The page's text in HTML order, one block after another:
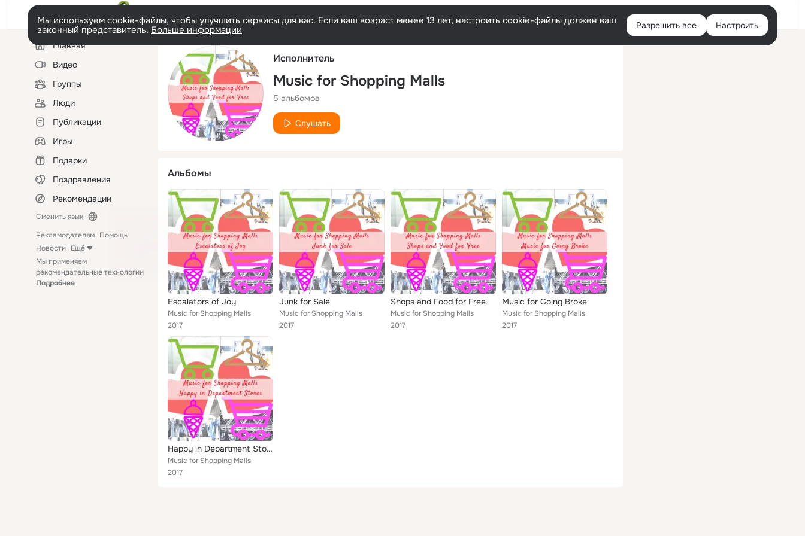
Русский Войти
Мы используем cookie-файлы, чтобы улучшить сервисы для вас. Если ваш возраст менее 13 лет, настроить cookie-файлы должен ваш
законный представитель. Больше информации Разрешить все Настроить
Левая
колонкаГлавная
Видео
Группы
Люди
Публикации
Игры
Подарки
Поздравления
Рекомендации
Сменить язык
Рекламодателям Помощь
Новости Ещё
Мы применяем
рекомендательные технологии
Подробнее
Исполнитель
Music for Shopping Malls
5 альбомов
Слушать
Альбомы
Escalators of Joy
Music for Shopping Malls
2017
Junk for Sale
Music for Shopping Malls
2017
Shops and Food for Free
Music for Shopping Malls
2017
Music for Going Broke
Music for Shopping Malls
2017
Happy in Department Stores
Music for Shopping Malls
2017